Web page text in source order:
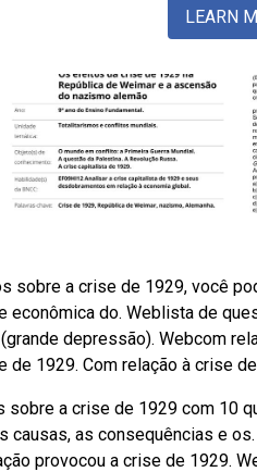
LEARN
sobre a crise de 1929, você
econômica do. Weblista de
depressão). Webcom
1929. Com relação à crise
a crise de 1929 com 10
causas, as consequências e
provocou a crise de 1929.